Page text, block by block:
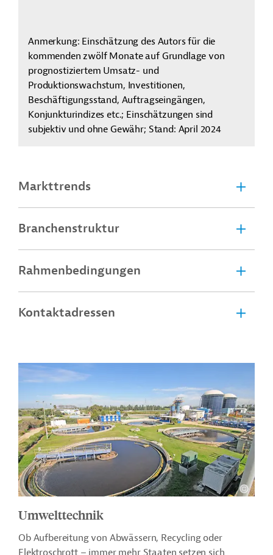
Anmerkung: Einschätzung des Autors für die
kommenden zwölf Monate auf Grundlage von
prognostiziertem Umsatz- und
Produktionswachstum, Investitionen,
Beschäftigungsstand, Auftragseingängen,
Konjunkturindizes etc.; Einschätzungen sind
subjektiv und ohne Gewähr; Stand: April 2024
Markttrends
Branchenstruktur
Rahmenbedingungen
Kontaktadressen
Umwelttechnik
Ob Aufbereitung von Abwässern, Recycling oder